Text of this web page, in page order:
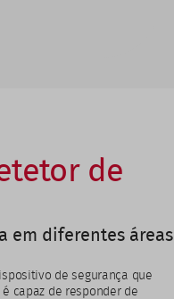
de
em diferentes áreas
de segurança que
capaz de responder de